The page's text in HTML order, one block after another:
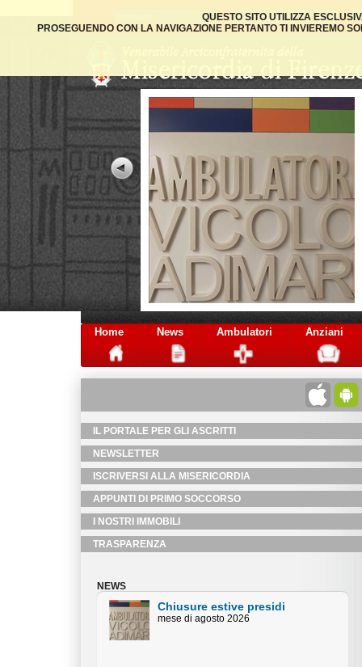
QUESTO SITO UTILIZZA
PROSEGUENDO CON LA NAVIGAZIONE PERTANTO TI INVIEREMO
Home News Ambulatori Anziani
IL PORTALE PER GLI ASCRITTI
NEWSLETTER
ISCRIVERSI ALLA MISERICORDIA
APPUNTI DI PRIMO SOCCORSO
I NOSTRI IMMOBILI
TRASPARENZA
NEWS
Chiusure estive Uffici
Amministativi